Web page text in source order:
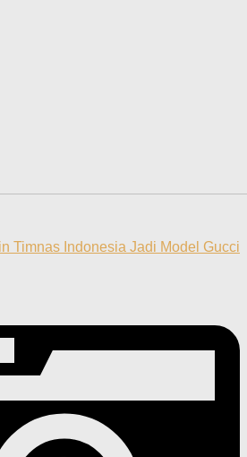
Timnas Indonesia Jadi Model Gucci